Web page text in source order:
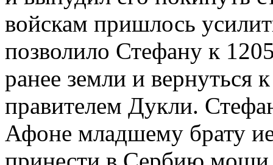
войскам пришлось
позволило Стефану к
ранее земли и вернуться
правителем Дукли.
Афоне младшему брату